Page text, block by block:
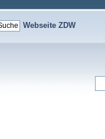
Webseite ZDW